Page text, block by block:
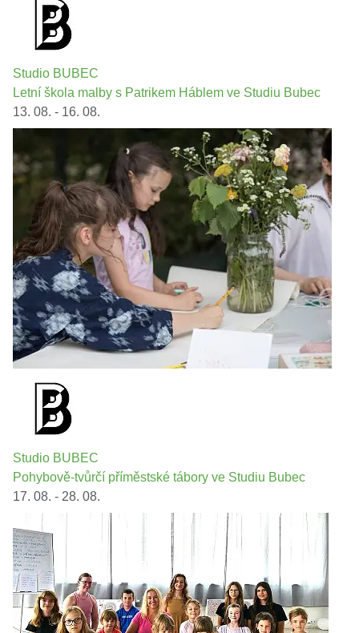
Studio BUBEC
Letní škola malby s Patrikem Háblem ve Studiu Bubec
13. 08. - 16. 08.
Studio BUBEC
Pohybově-tvůrčí příměstské tábory ve Studiu Bubec
17. 08. - 28. 08.